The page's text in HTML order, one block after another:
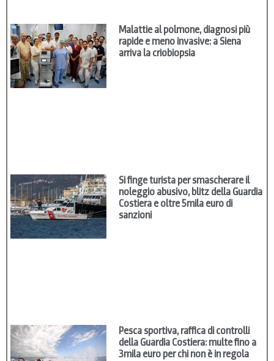
Malattie al polmone, diagnosi più
rapide e meno invasive: a Siena
arriva la criobiopsia
Si finge turista per smascherare il
noleggio abusivo, blitz della Guardia
Costiera e oltre 5mila euro di
sanzioni
Pesca sportiva, raffica di controlli
della Guardia Costiera: multe fino a
3mila euro per chi non è in regola